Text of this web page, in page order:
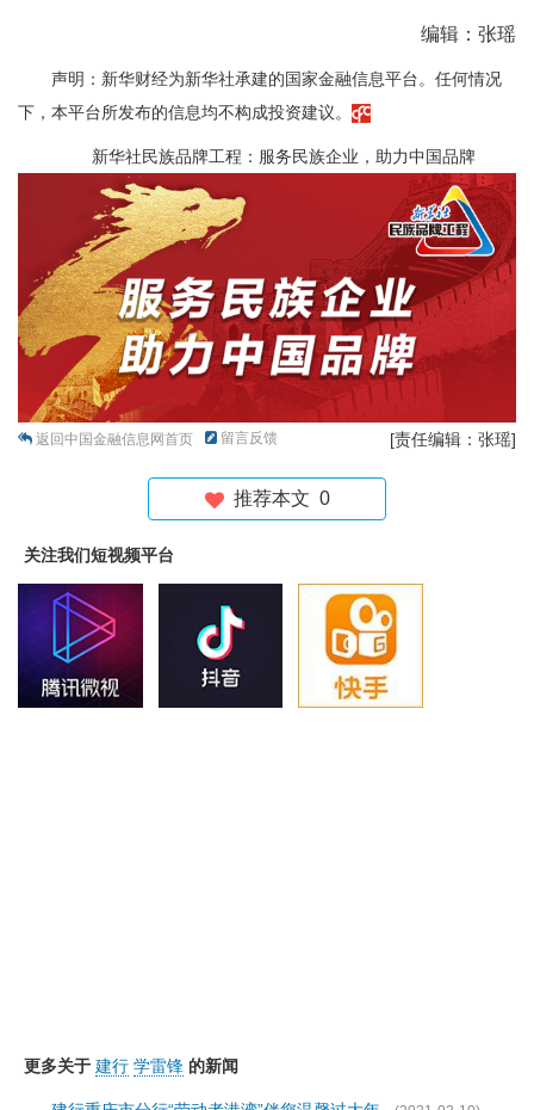
编辑：张瑶
声明：新华财经为新华社承建的国家金融信息平台。任何情况
下，本平台所发布的信息均不构成投资建议。
新华社民族品牌工程：服务民族企业，助力中国品牌
返回中国金融信息网首页 留言反馈 [责任编辑：张瑶]
推荐本文 0
关注我们短视频平台
更多关于 建行 学雷锋 的新闻